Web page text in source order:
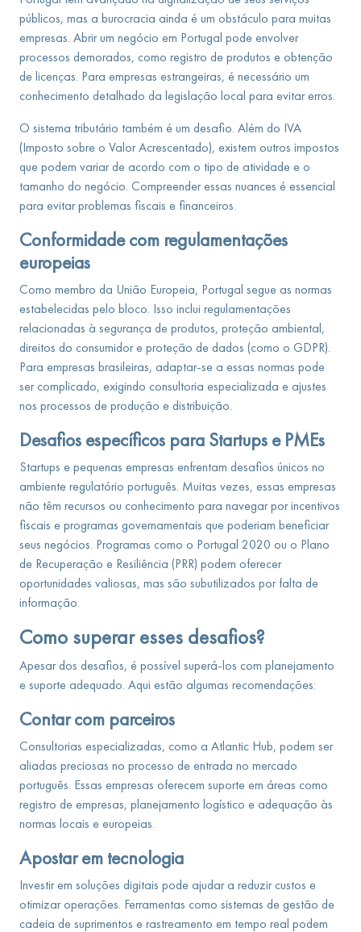
públicos, mas a burocracia ainda é um obstáculo para muitas
empresas. Abrir um negócio em Portugal pode envolver
processos demorados, como registro de produtos e obtenção
de licenças. Para empresas estrangeiras, é necessário um
conhecimento detalhado da legislação local para evitar erros.
O sistema tributário também é um desafio. Além do IVA
(Imposto sobre o Valor Acrescentado), existem outros impostos
que podem variar de acordo com o tipo de atividade e o
tamanho do negócio. Compreender essas nuances é essencial
para evitar problemas fiscais e financeiros.
Conformidade com regulamentações
europeias
Como membro da União Europeia, Portugal segue as normas
estabelecidas pelo bloco. Isso inclui regulamentações
relacionadas à segurança de produtos, proteção ambiental,
direitos do consumidor e proteção de dados (como o GDPR).
Para empresas brasileiras, adaptar-se a essas normas pode
ser complicado, exigindo consultoria especializada e ajustes
nos processos de produção e distribuição.
Desafios específicos para Startups e PMEs
Startups e pequenas empresas enfrentam desafios únicos no
ambiente regulatório português. Muitas vezes, essas empresas
não têm recursos ou conhecimento para navegar por incentivos
fiscais e programas governamentais que poderiam beneficiar
seus negócios. Programas como o Portugal 2020 ou o Plano
de Recuperação e Resiliência (PRR) podem oferecer
oportunidades valiosas, mas são subutilizados por falta de
informação.
Como superar esses desafios?
Apesar dos desafios, é possível superá-los com planejamento
e suporte adequado. Aqui estão algumas recomendações:
Contar com parceiros
Consultorias especializadas, como a Atlantic Hub, podem ser
aliadas preciosas no processo de entrada no mercado
português. Essas empresas oferecem suporte em áreas como
registro de empresas, planejamento logístico e adequação às
normas locais e europeias.
Apostar em tecnologia
Investir em soluções digitais pode ajudar a reduzir custos e
otimizar operações. Ferramentas como sistemas de gestão de
cadeia de suprimentos e rastreamento em tempo real podem